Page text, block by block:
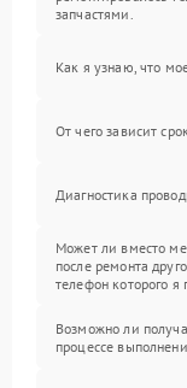
запчастями.
Как я узнаю, что
От чего зависит
Диагностика
Может ли вместо
после ремонта
телефон которого я
Возможно ли
процессе